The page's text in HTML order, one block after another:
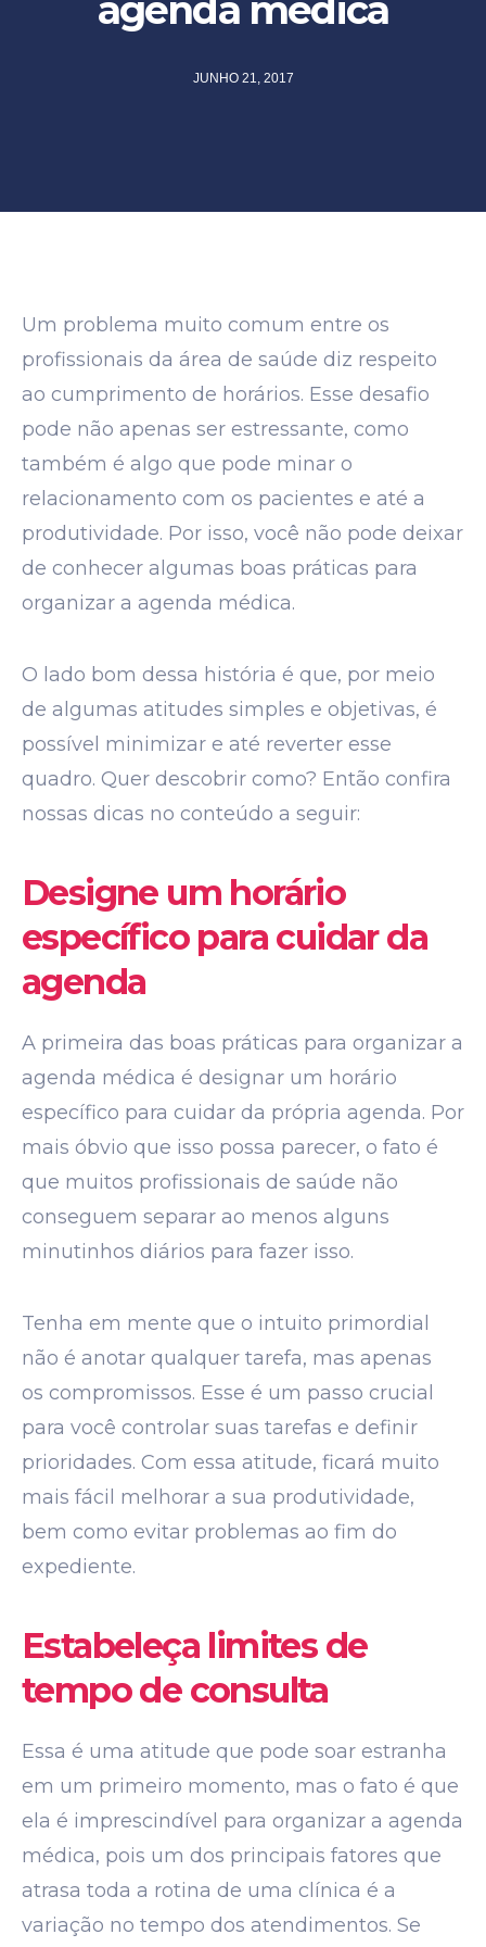
JUNHO 21, 2017
Um problema muito comum entre os
profissionais da área de saúde diz respeito
ao cumprimento de horários. Esse desafio
pode não apenas ser estressante, como
também é algo que pode minar o
relacionamento com os pacientes e até a
produtividade. Por isso, você não pode deixar
de conhecer algumas boas práticas para
organizar a agenda médica.
O lado bom dessa história é que, por meio
de algumas atitudes simples e objetivas, é
possível minimizar e até reverter esse
quadro. Quer descobrir como? Então confira
nossas dicas no conteúdo a seguir:
Designe um horário
específico para cuidar da
agenda
A primeira das boas práticas para organizar a
agenda médica é designar um horário
específico para cuidar da própria agenda. Por
mais óbvio que isso possa parecer, o fato é
que muitos profissionais de saúde não
conseguem separar ao menos alguns
minutinhos diários para fazer isso.
Tenha em mente que o intuito primordial
não é anotar qualquer tarefa, mas apenas
os compromissos. Esse é um passo crucial
para você controlar suas tarefas e definir
prioridades. Com essa atitude, ficará muito
mais fácil melhorar a sua produtividade,
bem como evitar problemas ao fim do
expediente.
Estabeleça limites de
tempo de consulta
Essa é uma atitude que pode soar estranha
em um primeiro momento, mas o fato é que
ela é imprescindível para organizar a agenda
médica, pois um dos principais fatores que
atrasa toda a rotina de uma clínica é a
variação no tempo dos atendimentos. Se